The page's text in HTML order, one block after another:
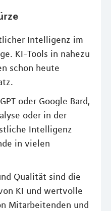
Intelligenz im
KI-Tools in nahezu
schon heute
oder Google Bard,
oder in der
Intelligenz
in vielen
Qualität sind die
KI und wertvolle
Mitarbeitenden und